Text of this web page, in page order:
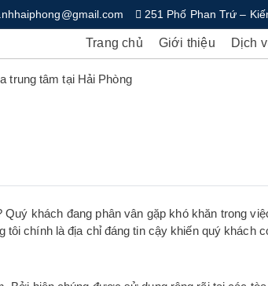
251 Phố Phan Trứ –
Trang chủ Giới thiệu Dịch
trung tâm tại Hải Phòng
Quý khách đang phân vân gặp khó khăn trong
chính là địa chỉ đáng tin cậy khiến quý khách